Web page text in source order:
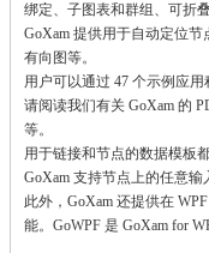
绑定、子图表和群组、可折
GoXam 提供用于自动定位
有向图等。
用户可以通过 47 个示例应
请阅读我们有关 GoXam 的
等。
用于链接和节点的数据模板
GoXam 支持节点上的任意输
此外，GoXam 还提供在
能。GoWPF 是 GoXam for